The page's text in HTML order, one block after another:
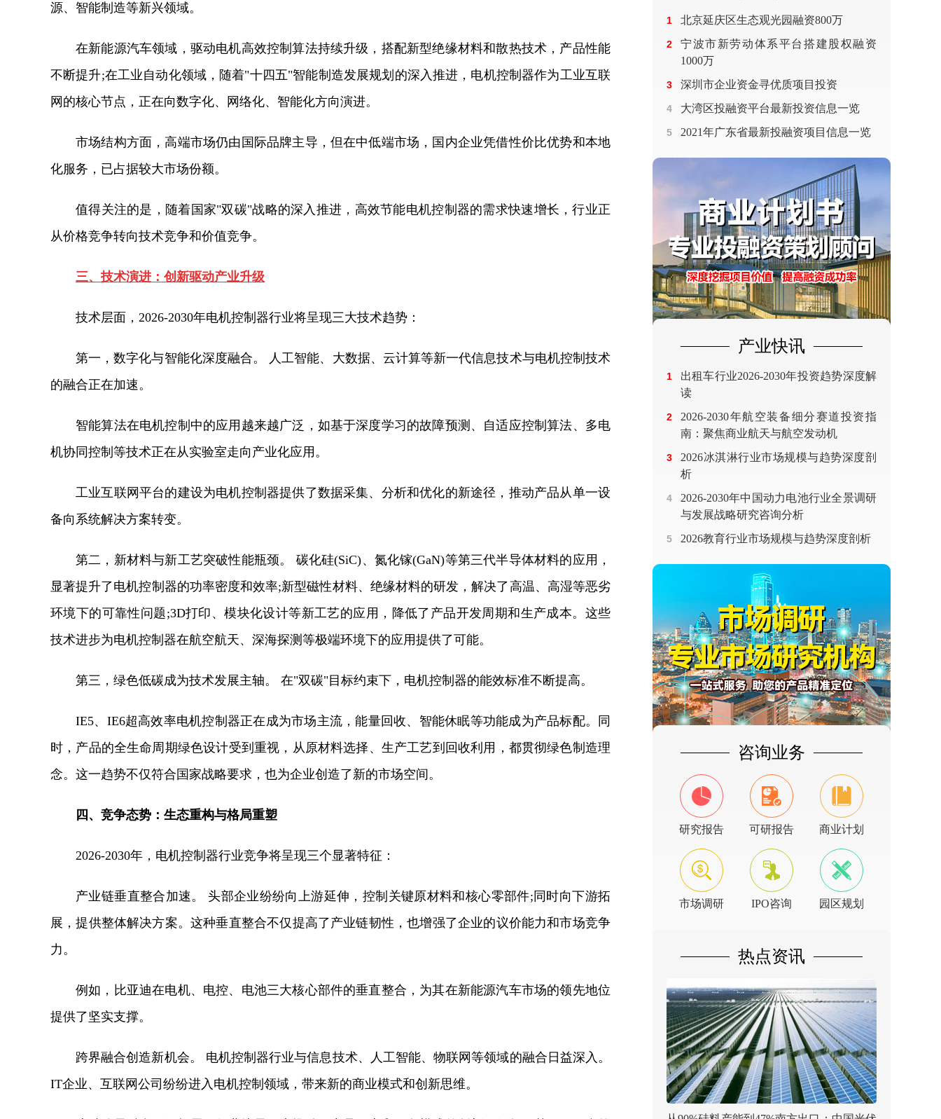
源、智能制造等新兴领域。
在新能源汽车领域，驱动电机高效控制算法持续升级，搭配新型绝缘材料和散热技术，产品性能
不断提升;在工业自动化领域，随着"十四五"智能制造发展规划的深入推进，电机控制器作为工业互联
网的核心节点，正在向数字化、网络化、智能化方向演进。
市场结构方面，高端市场仍由国际品牌主导，但在中低端市场，国内企业凭借性价比优势和本地
化服务，已占据较大市场份额。
值得关注的是，随着国家"双碳"战略的深入推进，高效节能电机控制器的需求快速增长，行业正
从价格竞争转向技术竞争和价值竞争。
三、技术演进：创新驱动产业升级
技术层面，2026-2030年电机控制器行业将呈现三大技术趋势：
第一，数字化与智能化深度融合。 人工智能、大数据、云计算等新一代信息技术与电机控制技术
的融合正在加速。
智能算法在电机控制中的应用越来越广泛，如基于深度学习的故障预测、自适应控制算法、多电
机协同控制等技术正在从实验室走向产业化应用。
工业互联网平台的建设为电机控制器提供了数据采集、分析和优化的新途径，推动产品从单一设
备向系统解决方案转变。
第二，新材料与新工艺突破性能瓶颈。 碳化硅(SiC)、氮化镓(GaN)等第三代半导体材料的应用，
显著提升了电机控制器的功率密度和效率;新型磁性材料、绝缘材料的研发，解决了高温、高湿等恶劣
环境下的可靠性问题;3D打印、模块化设计等新工艺的应用，降低了产品开发周期和生产成本。这些
技术进步为电机控制器在航空航天、深海探测等极端环境下的应用提供了可能。
第三，绿色低碳成为技术发展主轴。 在"双碳"目标约束下，电机控制器的能效标准不断提高。
IE5、IE6超高效率电机控制器正在成为市场主流，能量回收、智能休眠等功能成为产品标配。同
时，产品的全生命周期绿色设计受到重视，从原材料选择、生产工艺到回收利用，都贯彻绿色制造理
念。这一趋势不仅符合国家战略要求，也为企业创造了新的市场空间。
四、竞争态势：生态重构与格局重塑
2026-2030年，电机控制器行业竞争将呈现三个显著特征：
产业链垂直整合加速。 头部企业纷纷向上游延伸，控制关键原材料和核心零部件;同时向下游拓
展，提供整体解决方案。这种垂直整合不仅提高了产业链韧性，也增强了企业的议价能力和市场竞争
力。
例如，比亚迪在电机、电控、电池三大核心部件的垂直整合，为其在新能源汽车市场的领先地位
提供了坚实支撑。
跨界融合创造新机会。 电机控制器行业与信息技术、人工智能、物联网等领域的融合日益深入。
IT企业、互联网公司纷纷进入电机控制领域，带来新的商业模式和创新思维。
1 北京延庆区生态观光园融资800万
2
宁波市新劳动体系平台搭建股权融资
1000万
3 深圳市企业资金寻优质项目投资
4 大湾区投融资平台最新投资信息一览
5 2021年广东省最新投融资项目信息一览
产业快讯
1
出租车行业2026-2030年投资趋势深度解
读
2
2026-2030年航空装备细分赛道投资指
南：聚焦商业航天与航空发动机
3
2026冰淇淋行业市场规模与趋势深度剖
析
4
2026-2030年中国动力电池行业全景调研
与发展战略研究咨询分析
5 2026教育行业市场规模与趋势深度剖析
咨询业务
研究报告 可研报告 商业计划
市场调研 IPO咨询 园区规划
热点资讯